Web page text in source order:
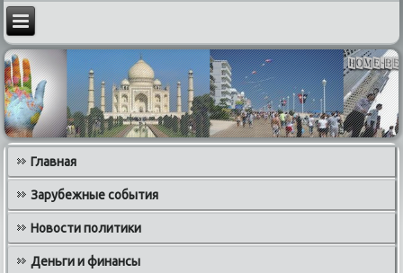
Главная
Зарубежные события
Новости политики
Деньги и финансы